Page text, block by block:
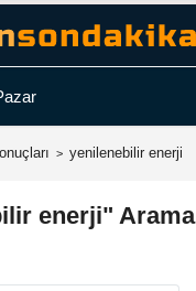
yenilenebilir enerji
enerji" Arama